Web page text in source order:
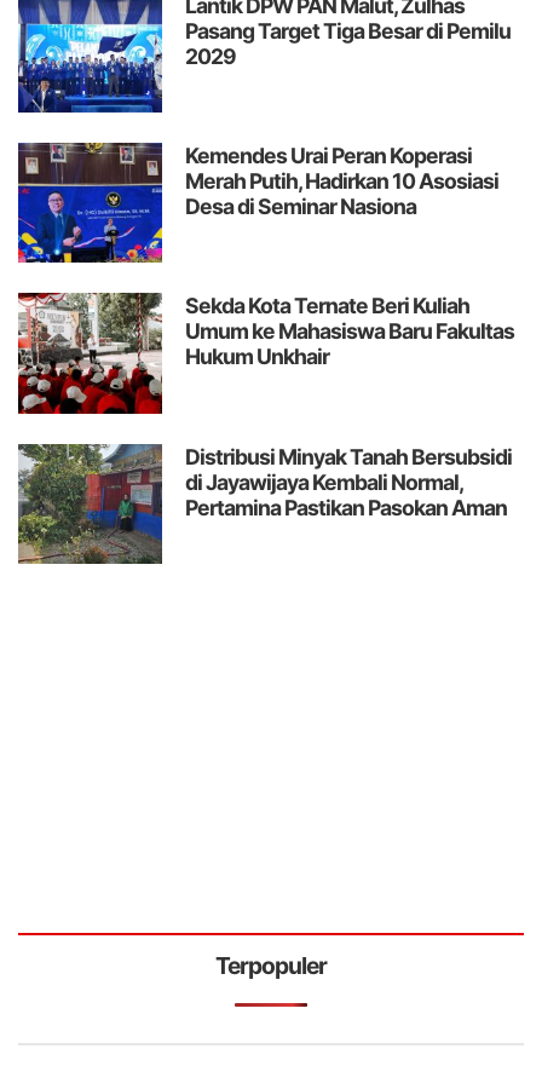
Pasang Target Tiga Besar di Pemilu
2029
Kemendes Urai Peran Koperasi
Merah Putih, Hadirkan 10 Asosiasi
Desa di Seminar Nasiona
Sekda Kota Ternate Beri Kuliah
Umum ke Mahasiswa Baru Fakultas
Hukum Unkhair
Distribusi Minyak Tanah Bersubsidi
di Jayawijaya Kembali Normal,
Pertamina Pastikan Pasokan Aman
Terpopuler